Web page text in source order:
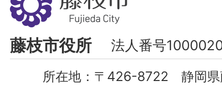
枝
市
Fujieda
City
藤枝市役所 法人番号
所在地： 〒426-8722 静岡県